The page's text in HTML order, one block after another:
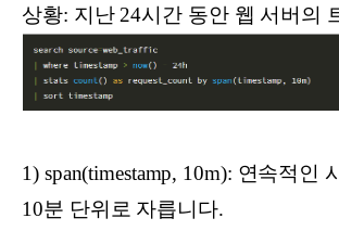
상황: 지난 24시간 동안 웹 서버의
1) span(timestamp, 10m): 연속적인
10분 단위로 자릅니다.